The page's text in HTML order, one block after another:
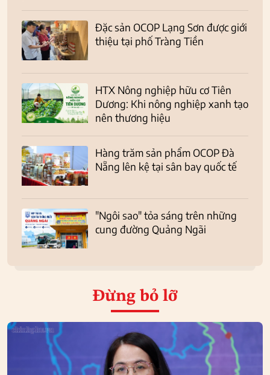
Đặc sản OCOP Lạng Sơn được giới
thiệu tại phố Tràng Tiền
HTX Nông nghiệp hữu cơ Tiên
Dương: Khi nông nghiệp xanh tạo
nên thương hiệu
Hàng trăm sản phẩm OCOP Đà
Nẵng lên kệ tại sân bay quốc tế
"Ngôi sao" tỏa sáng trên những
cung đường Quảng Ngãi
Đừng bỏ lỡ